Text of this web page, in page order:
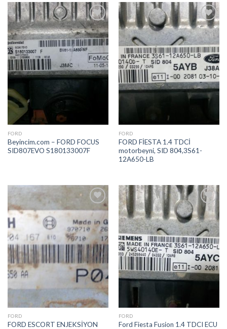
İstek
Listeme
Ekle
FORD
Beyincim.com – FORD FOCUS
SID807EVO S180133007F
İstek
Listeme
Ekle
FORD
FORD FİESTA 1.4 TDCİ
motorbeyni, SID 804,3S61-
12A650-LB
İstek
Listeme
Ekle
FORD
FORD ESCORT ENJEKSİYON
İstek
Listeme
Ekle
FORD
Ford Fiesta Fusion 1.4 TDCI ECU